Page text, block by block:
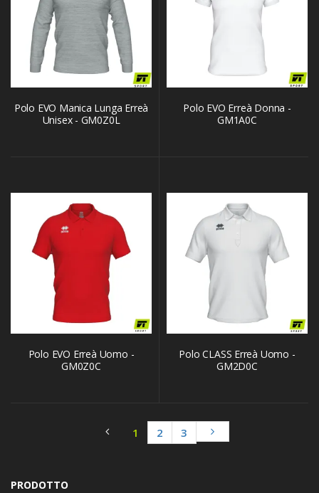
Polo EVO Manica Lunga Erreà
Unisex - GM0Z0L
Polo EVO Erreà Donna -
GM1A0C
Polo EVO Erreà Uomo -
GM0Z0C
Polo CLASS Erreà Uomo -
GM2D0C
1 2 3
PRODOTTO